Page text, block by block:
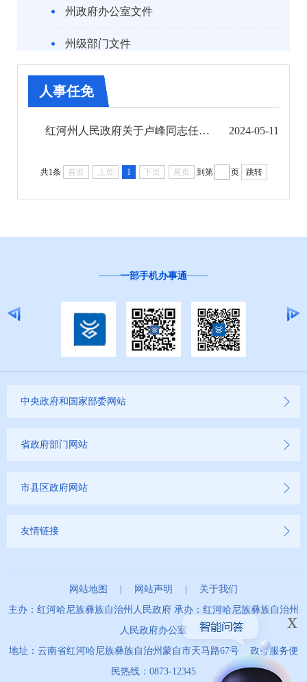
州政府办公室文件
州级部门文件
人事任免
县市规范性文件
第六期
第十一期
第十二期
2022年
2021年
人事任免
红河州人民政府关于卢峰同志任职的通知 2024-05-11
共1条 首页 上页 1 下页 尾页 到第 页 跳转
一部手机办事通
中央政府和国家部委网站
省政府部门网站
市县区政府网站
友情链接
网站地图 | 网站声明 | 关于我们
主办：红河哈尼族彝族自治州人民政府 承办：红河哈尼族彝族自治州
人民政府办公室
地址：云南省红河哈尼族彝族自治州蒙自市天马路67号 政务服务便
民热线：0873-12345
x